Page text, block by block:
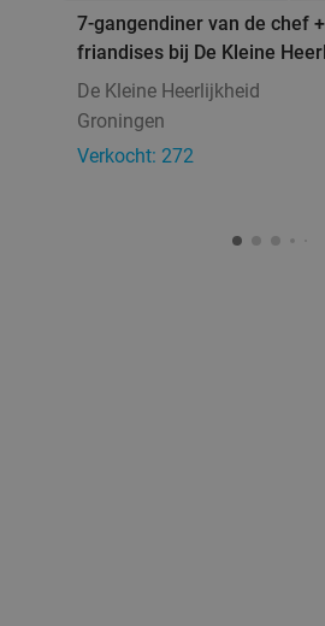
7-gangendiner van de chef
friandises bij De Kleine
De Kleine Heerlijkheid
Groningen
Verkocht: 272